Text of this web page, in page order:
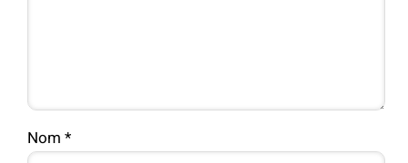
Nom *